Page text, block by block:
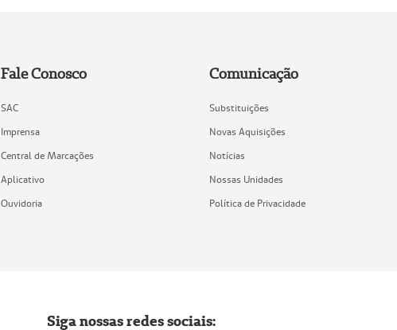
Fale Conosco
SAC
Imprensa
Central de Marcações
Aplicativo
Ouvidoria
Comunicação
Substituições
Novas Aquisições
Notícias
Nossas Unidades
Política de Privacidade
Siga nossas redes sociais: